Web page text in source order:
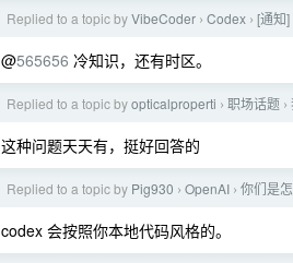
Replied to a topic byVibeCoder › Codex › [通知
@565656 冷知识，还有时区。
Replied to a topic byopticalproperti › 职场话题 ›
这种问题天天有，挺好回答的
Replied to a topic by Pig930 › OpenAI › 你们是
codex 会按照你本地代码风格的。